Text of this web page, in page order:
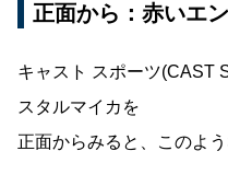
正面から：赤いエ
キャスト スポーツ(CAST
スタルマイカを
正面からみると、このよ